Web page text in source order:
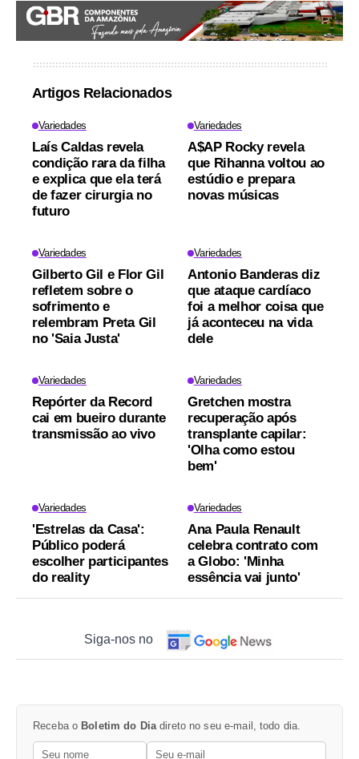
Artigos Relacionados
Variedades
Laís Caldas revela
condição rara da filha
e explica que ela terá
de fazer cirurgia no
futuro
Variedades
A$AP Rocky revela
que Rihanna voltou ao
estúdio e prepara
novas músicas
Variedades
Gilberto Gil e Flor Gil
refletem sobre o
sofrimento e
relembram Preta Gil
no 'Saia Justa'
Variedades
Antonio Banderas diz
que ataque cardíaco
foi a melhor coisa que
já aconteceu na vida
dele
Variedades
Repórter da Record
cai em bueiro durante
transmissão ao vivo
Variedades
Gretchen mostra
recuperação após
transplante capilar:
'Olha como estou
bem'
Variedades
'Estrelas da Casa':
Público poderá
escolher participantes
do reality
Variedades
Ana Paula Renault
celebra contrato com
a Globo: 'Minha
essência vai junto'
Siga-nos no
Receba o Boletim do Diadireto no seu e-mail, todo dia.